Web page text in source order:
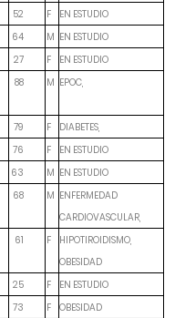
52 F
EN ESTUDIO
64 M EN ESTUDIO
27 F
EN ESTUDIO
88 M EPOC,
79 F
DIABETES,
76 F
EN ESTUDIO
63 M EN ESTUDIO
68 M ENFERMEDAD
CARDIOVASCULAR,
61 F
HIPOTIROIDISMO,
OBESIDAD
25 F
EN ESTUDIO
73 F
OBESIDAD